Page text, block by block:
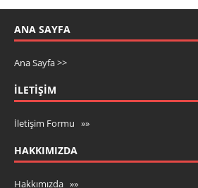
ANA SAYFA
Ana Sayfa >>
İLETIŞIM
İletişim Formu »»
HAKKIMIZDA
Hakkımızda »»